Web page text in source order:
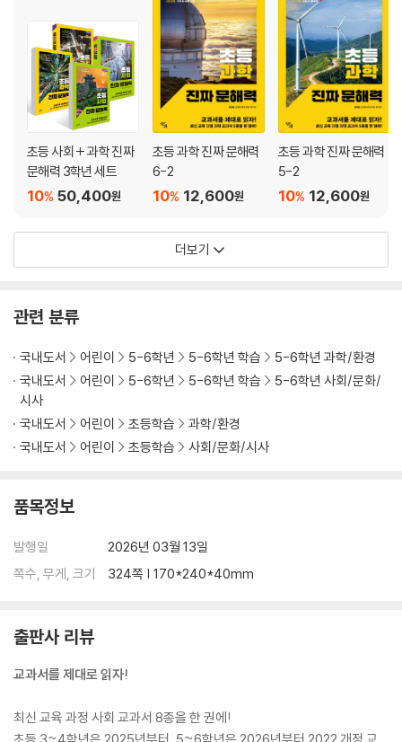
· 몸을 움직일 때 여러 기관이 하는 일
[문해력 튼튼] 물 대신 소변을 마셔도 되나요?
[방구석 실험실] 착시 현상 관찰하기
초등 사회 + 과학 진짜
문해력 3학년 세트
50,400원
10%
초등 과학 진짜 문해력
6-2
12,600원
10%
초등 과학 진짜 문해력
5-2
12,600원
10%
더보기
관련 분류
국내도서 어린이 5-6학년 5-6학년 학습
5-6학년 과학/환경
국내도서
어린이 5-6학년 5-6학년 학습
5-6학년 사회/문화/
시사
국내도서
어린이 초등학습
과학/환경
국내도서
어린이 초등학습 사회/문화/시사
품목정보
발행일
2026년 03월 13일
쪽수, 무게, 크기
324쪽 | 170*240*40mm
출판사 리뷰
교과서를 제대로 읽자!
최신 교육 과정 사회 교과서 8종을 한 권에!